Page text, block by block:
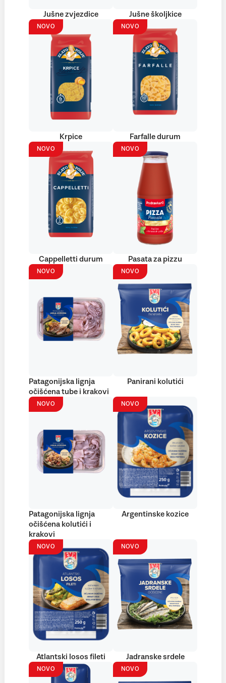
Jušne zvjezdice Jušne školjkice
NOVO
Krpice
NOVO
Farfalle durum
NOVO
Cappelletti durum
NOVO
Pasata za pizzu
NOVO
Patagonijska lignja
očišćena tube i krakovi
NOVO
Panirani kolutići
NOVO
Patagonijska lignja
očišćena kolutići i
krakovi
NOVO
Argentinske kozice
NOVO
Atlantski losos fileti
NOVO
Jadranske srdele
NOVO NOVO